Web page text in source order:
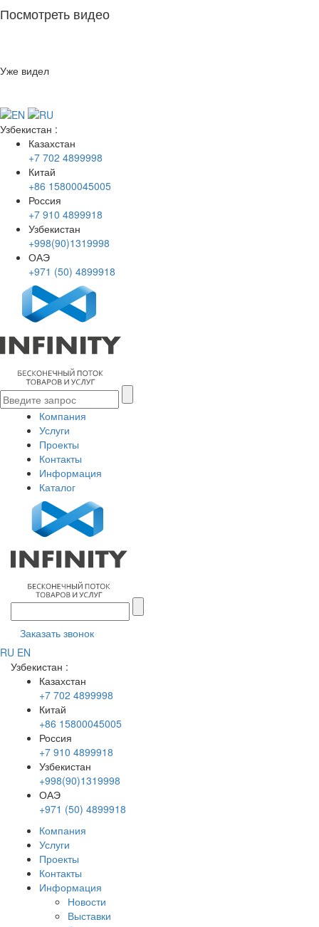
Посмотреть видео
Уже видел
Узбекистан :
Казахстан
+7 702 4899998
Китай
+86 15800045005
Россия
+7 910 4899918
Узбекистан
+998(90)1319998
ОАЭ
+971 (50) 4899918
Компания
Услуги
Проекты
Контакты
Информация
Каталог
Заказать звонок
RU EN
Узбекистан :
Казахстан
+7 702 4899998
Китай
+86 15800045005
Россия
+7 910 4899918
Узбекистан
+998(90)1319998
ОАЭ
+971 (50) 4899918
Компания
Услуги
Проекты
Контакты
Информация
Новости
Выставки